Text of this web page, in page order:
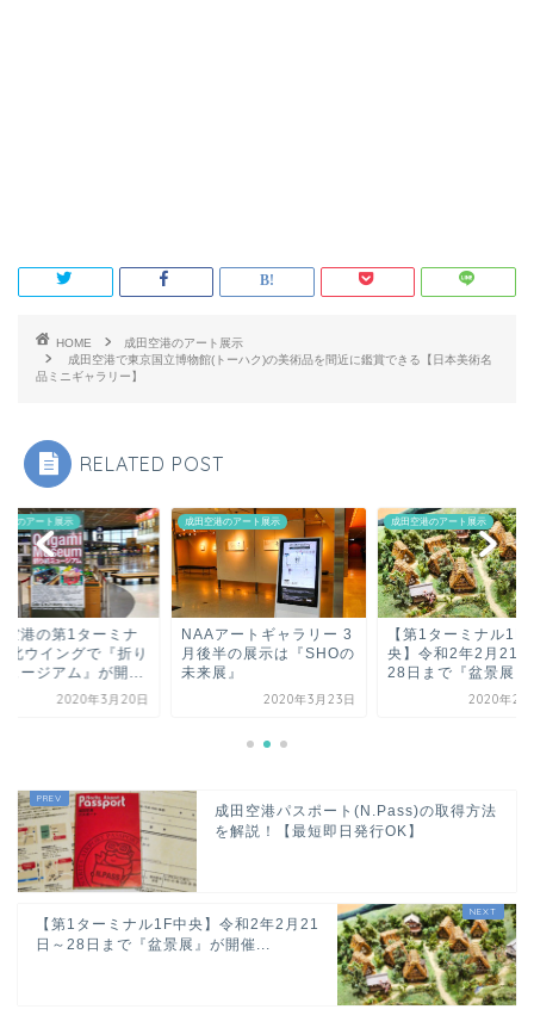
HOME
成田空港のアート展示
成田空港で東京国立博物館(トーハク)の美術品を間近に鑑賞できる【日本美術名
品ミニギャラリー】
RELATED POST
港のアート展示
アートギャラリー 3
半の展示は『SHOの
展』
2020年3月23日
成田空港のアート展示
【第1ターミナル1F中
央】令和2年2月21日～
28日まで『盆景展』...
2020年2月26日
成田空港のアート展示
成田空港の第1ター
ル4F北ウイングで『
紙ミュージアム』が
2020年3
成田空港パスポート(N.Pass)の取得方法
を解説！【最短即日発行OK】
【第1ターミナル1F中央】令和2年2月21
日～28日まで『盆景展』が開催...